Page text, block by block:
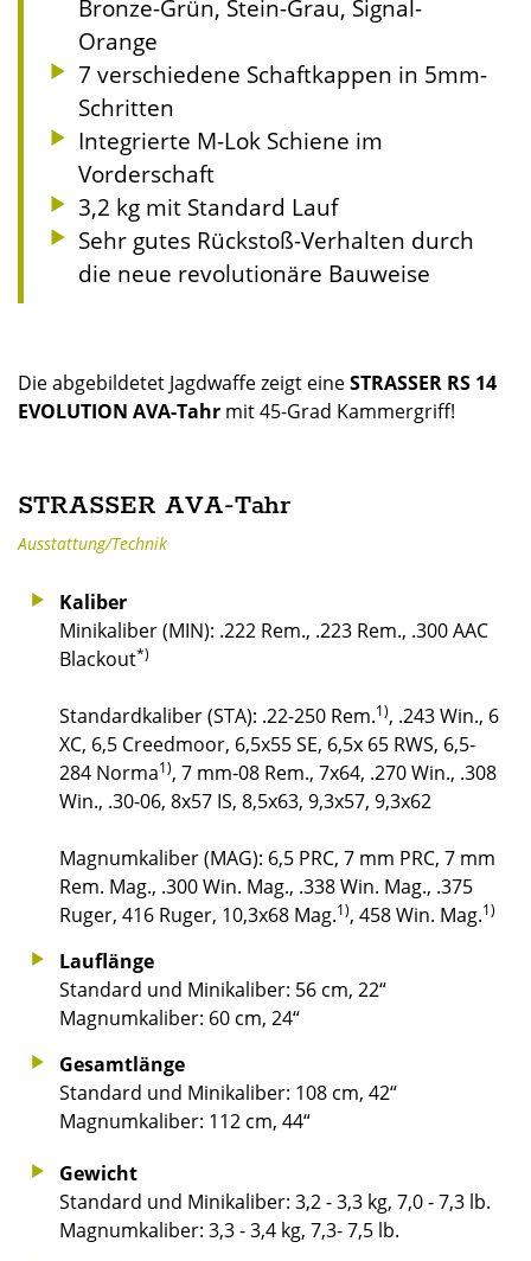
Bronze-Grün, Stein-Grau, Signal-
Orange
7 verschiedene Schaftkappen in 5mm-
Schritten
Integrierte M-Lok Schiene im
Vorderschaft
3,2 kg mit Standard Lauf
Sehr gutes Rückstoß-Verhalten durch
die neue revolutionäre Bauweise
Die abgebildetet Jagdwaffe zeigt eineSTRASSER RS 14
EVOLUTION AVA-Tahr mit 45-Grad Kammergriff!
STRASSER AVA-Tahr
Ausstattung/Technik
Kaliber
Minikaliber (MIN): .222 Rem., .223 Rem., .300 AAC
Blackout*)
Standardkaliber (STA): .22-250 Rem.1), .243 Win., 6
XC, 6,5 Creedmoor, 6,5x55 SE, 6,5x 65 RWS, 6,5-
284 Norma1), 7 mm-08 Rem., 7x64, .270 Win., .308
Win., .30-06, 8x57 IS, 8,5x63, 9,3x57, 9,3x62
Magnumkaliber (MAG): 6,5 PRC, 7 mm PRC, 7 mm
Rem. Mag., .300 Win. Mag., .338 Win. Mag., .375
Ruger, 416 Ruger, 10,3x68 Mag.1), 458 Win. Mag.1)
Lauflänge
Standard und Minikaliber: 56 cm, 22“
Magnumkaliber: 60 cm, 24“
Gesamtlänge
Standard und Minikaliber: 108 cm, 42“
Magnumkaliber: 112 cm, 44“
Gewicht
Standard und Minikaliber: 3,2 - 3,3 kg, 7,0 - 7,3 lb.
Magnumkaliber: 3,3 - 3,4 kg, 7,3- 7,5 lb.